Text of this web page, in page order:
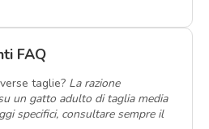
FAQ
taglie? La razione
un gatto adulto di taglia media
specifici, consultare sempre il